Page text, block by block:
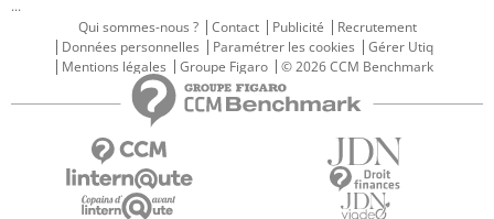
...
Qui sommes-nous ?
Contact Publicité
Recrutement
Données personnelles
Paramétrer les cookies
Gérer Utiq
Mentions légales
Groupe Figaro © 2026 CCM Benchmark